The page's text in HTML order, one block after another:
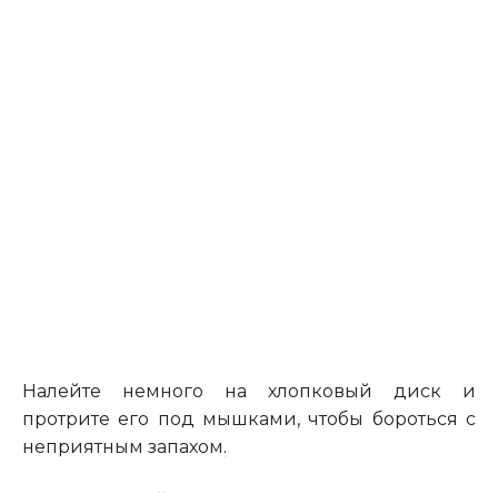
Налейте немного на хлопковый диск и
протрите его под мышками, чтобы бороться с
неприятным запахом.